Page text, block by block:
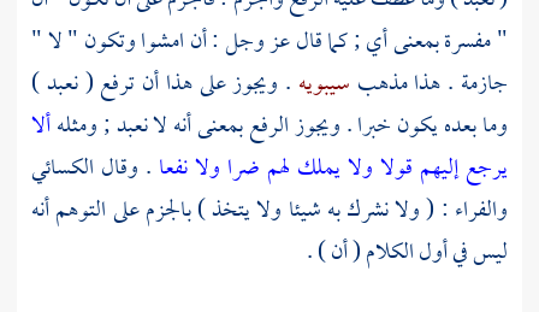
" مفسرة بمعنى أي ; كما قال عز وجل : أن امشوا وتكون " لا "
جازمة . هذا مذهب سيبويه . ويجوز على هذا أن ترفع ( نعبد )
وما بعده يكون خبرا . ويجوز الرفع بمعنى أنه لا نعبد ; ومثلهألا
يرجع إليهم قولا ولا يملك لهم ضرا ولا نفعا . وقال الكسائي
والفراء : ( ولا نشرك به شيئا ولا يتخذ ) بالجزم على التوهم أنه
ليس في أول الكلام ( أن ) .